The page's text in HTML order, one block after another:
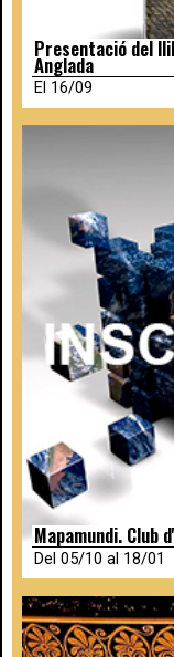
Presentació del
Anglada
El 16/09
Mapamundi. Club
Del 05/10 al 18/01